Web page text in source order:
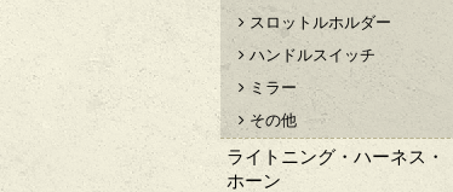
スロットルホルダー
ハンドルスイッチ
ミラー
その他
ライトニング・ハーネス・
ホーン